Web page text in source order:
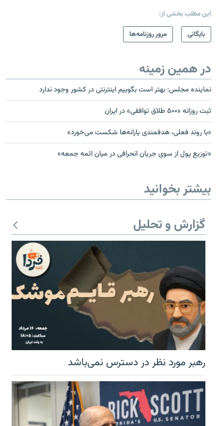
این مطلب بخشی از:
بایگانی
مرور روزنامه‌ها
در همین زمینه
نماینده مجلس: بهتر است بگوییم اینترنتی در کشور وجود ندارد
ثبت روزانه «۵۰۰ طلاق توافقی» در ایران
«با روند فعلی، هدفمندی یارانه‌ها شکست می‌خورد»
«توزيع پول از سوی جريان انحرافی در ميان ائمه جمعه»
بیشتر بخوانید
گزارش و تحلیل
رهبر مورد نظر در دسترس نمی‌باشد